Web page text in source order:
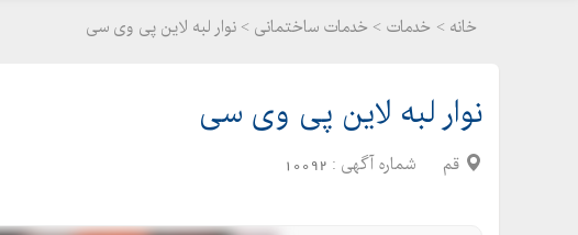
خانه > خدمات > خدمات ساختمانی > نوار لبه لاین پی وی سی
نوار لبه لاین پی وی سی
قم شماره آگهی : 10092